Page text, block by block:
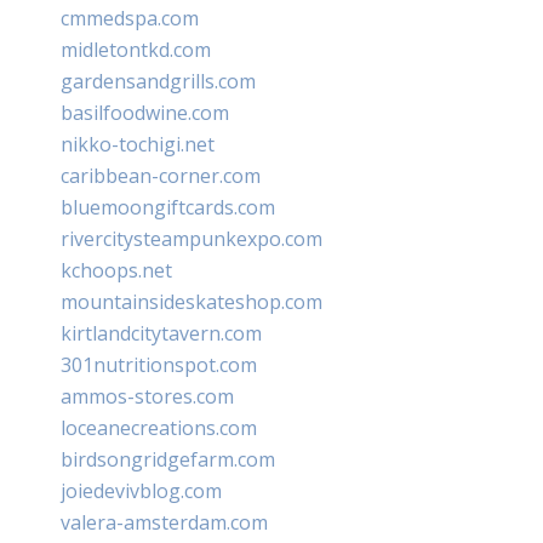
cmmedspa.com
midletontkd.com
gardensandgrills.com
basilfoodwine.com
nikko-tochigi.net
caribbean-corner.com
bluemoongiftcards.com
rivercitysteampunkexpo.com
kchoops.net
mountainsideskateshop.com
kirtlandcitytavern.com
301nutritionspot.com
ammos-stores.com
loceanecreations.com
birdsongridgefarm.com
joiedevivblog.com
valera-amsterdam.com